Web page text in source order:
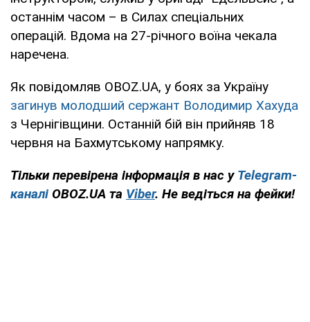
останнім часом – в Силах спеціальних
операцій. Вдома на 27-річного воїна чекала
наречена.
Як повідомляв OBOZ.UA, у боях за Україну
загинув молодший сержант Володимир Хахуда
з Чернігівщини. Останній бій він прийняв 18
червня на Бахмутському напрямку.
Тільки перевірена інформація в нас у Telegram-
каналі OBOZ.UA та Viber. Не ведіться на фейки!